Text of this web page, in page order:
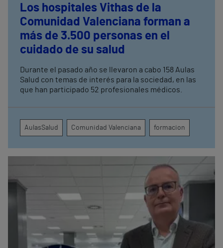
Los hospitales Vithas de la
Comunidad Valenciana forman a
más de 3.500 personas en el
cuidado de su salud
Durante el pasado año se llevaron a cabo 158 Aulas
Salud con temas de interés para la sociedad, en las
que han participado 52 profesionales médicos.
AulasSalud Comunidad Valenciana formacion